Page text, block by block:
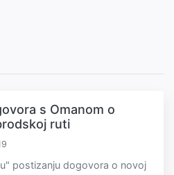
s Omanom o
ruti
postizanju dogovora o novoj